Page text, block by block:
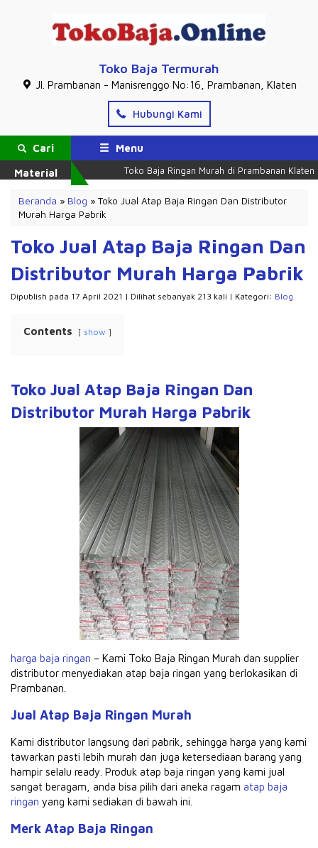
Toko Baja Termurah
Jl. Prambanan - Manisrenggo No:16, Prambanan, Klaten
Hubungi Kami
Cari
Material
Menu
Toko Baja Ringan Murah di Prambanan Klaten
Beranda » Blog »Toko Jual Atap Baja Ringan Dan Distributor
Murah Harga Pabrik
Toko Jual Atap Baja Ringan Dan
Distributor Murah Harga Pabrik
Dipublish pada 17 April 2021 | Dilihat sebanyak 213 kali | Kategori: Blog
Contents show
Toko Jual Atap Baja Ringan Dan
Distributor Murah Harga Pabrik
harga baja ringan – Kami Toko Baja Ringan Murah dan supplier
distributor menyediakan atap baja ringan yang berlokasikan di
Prambanan.
Jual Atap Baja Ringan Murah
Kami distributor langsung dari pabrik, sehingga harga yang kami
tawarkan pasti lebih murah dan juga ketersediaan barang yang
hampir selalu ready. Produk atap baja ringan yang kami jual
sangat beragam, anda bisa pilih dari aneka ragam atap baja
ringan yang kami sediakan di bawah ini.
Merk Atap Baja Ringan